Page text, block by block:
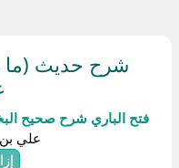
شرح حديث (ما
فتح الباري شرح صحيح
علي